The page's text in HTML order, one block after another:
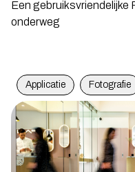
Een gebruiksvriendelijke
onderweg
Applicatie Fotografie